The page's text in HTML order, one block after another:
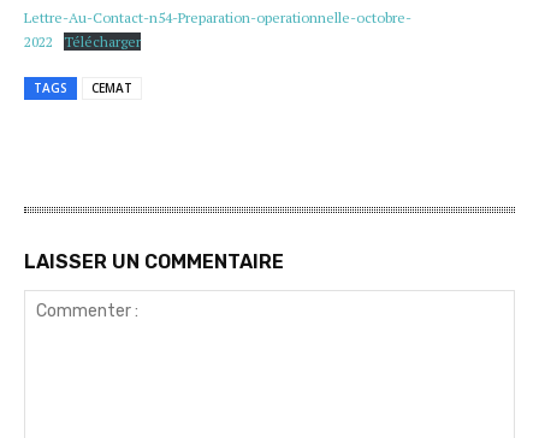
Lettre-Au-Contact-n54-Preparation-operationnelle-octobre-
2022
Télécharger
TAGS CEMAT
LAISSER UN COMMENTAIRE